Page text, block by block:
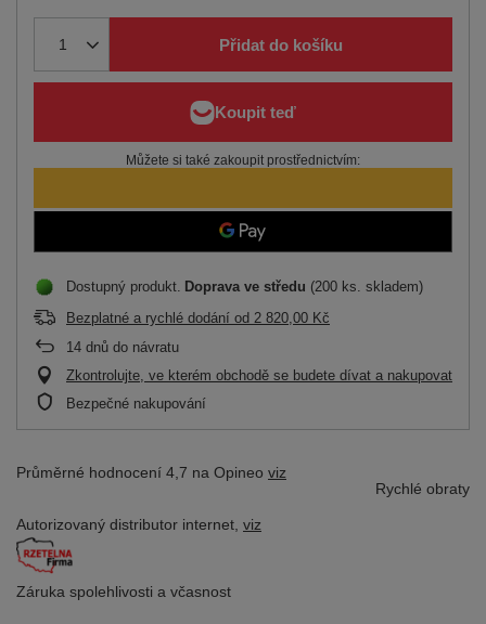
Přidat do košíku
Můžete si také zakoupit prostřednictvím:
Dostupný produkt Doprava ve středu (200 ks. skladem)
Bezplatné a rychlé dodání od 2 820,00 Kč
14 dnů do návratu
Zkontrolujte, ve kterém obchodě se budete dívat a nakupovat
Bezpečné nakupování
Průměrné hodnocení 4,7 na Opineo viz
Rychlé obraty
Autorizovaný distributor internet, viz
Záruka spolehlivosti a včasnost